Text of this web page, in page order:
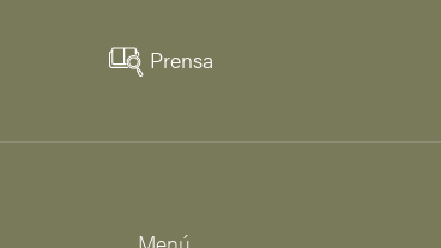
Prensa